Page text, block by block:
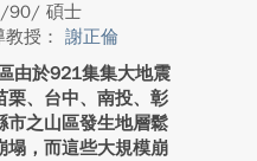
/90/ 碩士
教授： 謝正倫
由於921集集大地震
栗、台中、南投、彰
市之山區發生地層鬆
塌，而這些大規模崩